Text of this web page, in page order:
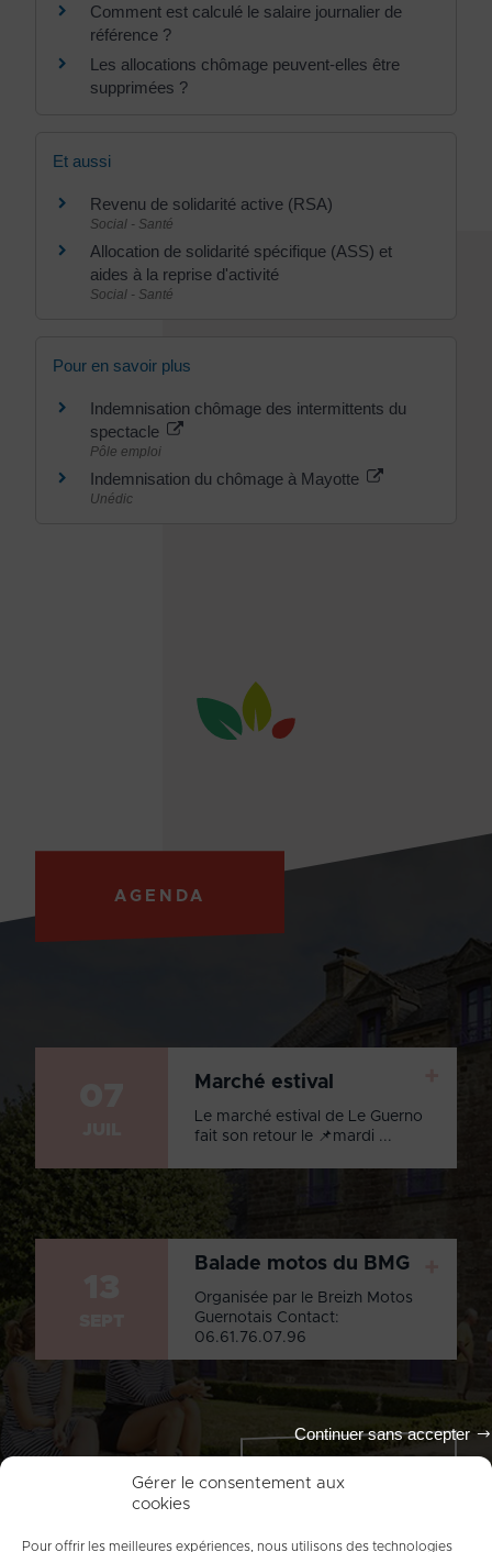
Gérer le consentement aux
cookies
Pour offrir les meilleures expériences, nous utilisons des technologies
Continuer sans accepter
Comment est calculé le salaire journalier de
référence ?
Les allocations chômage peuvent-elles être
supprimées ?
Et aussi
Revenu de solidarité active (RSA)
Social - Santé
Allocation de solidarité spécifique (ASS) et
aides à la reprise d'activité
Social - Santé
Pour en savoir plus
Indemnisation chômage des intermittents du
spectacle
Pôle emploi
Indemnisation du chômage à Mayotte
Unédic
AGENDA
Marché estival
Le marché estival de Le Guerno
fait son retour le 📌mardi ...
Balade motos du BMG
Organisée par le Breizh Motos
Guernotais Contact:
06.61.76.07.96